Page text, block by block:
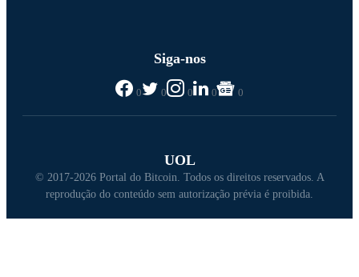
Siga-nos
0 0 0 0 0
UOL
© 2017-2026 Portal do Bitcoin. Todos os direitos reservados. A
reprodução do conteúdo sem autorização prévia é proibida.